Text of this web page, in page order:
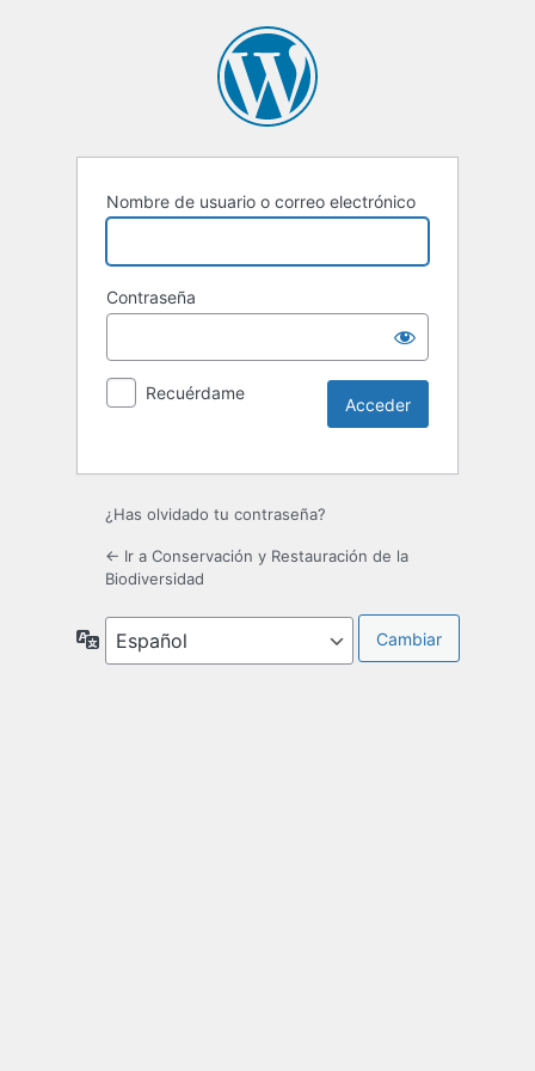
Nombre de usuario o correo electrónico
Contraseña
Recuérdame
¿Has olvidado tu contraseña?
← Ir a Conservación y Restauración de la
Biodiversidad
Idioma